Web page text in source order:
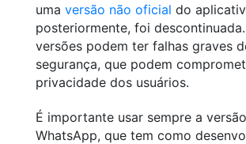
uma versão não oficial do
posteriormente, foi
versões podem ter falhas graves
segurança, que podem
privacidade dos usuários.
É importante usar sempre a
WhatsApp, que tem como